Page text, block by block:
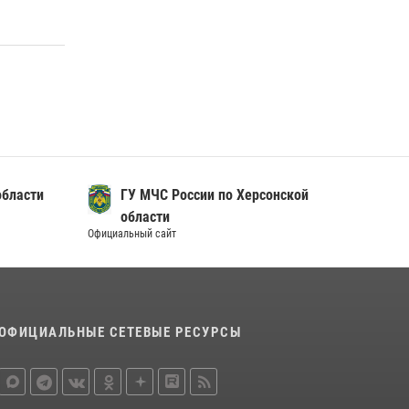
ГУ МЧС России по Херсонской
области
Официальный сайт
СЕТЕВЫЕ РЕСУРСЫ